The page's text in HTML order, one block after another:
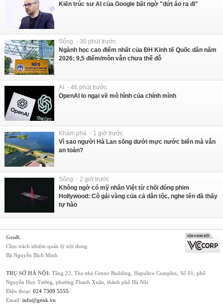
Kiến trúc sư AI của Google bất ngờ "dứt áo ra đi"
Sống - 30 phút trước
Ngành học cao điểm nhất của ĐH Kinh tế Quốc dân năm
2026: 9,5 điểm/môn vẫn chưa thể đỗ
AI - 46 phút trước
OpenAI lo ngại về mô hình của chính mình
Khám phá - 1 giờ trước
Vì sao người Hà Lan sống dưới mực nước biển mà vẫn
an toàn?
Sống - 2 giờ trước
Không ngờ có mỹ nhân Việt từ chối đóng phim
Hollywood: Cô gái vàng của cả dân tộc, nghe tên đã thấy
tự hào
GenK
Chịu trách nhiệm quản lý nội dung:
Bà Nguyễn Bích Minh
TRỤ SỞ HÀ NỘI: Tầng 22, Tòa nhà Center Building, Hapulico Complex, Số 01, phố
Nguyễn Huy Tưởng, phường Thanh Xuân, thành phố Hà Nội
Điện thoại: 024 7309 5555
Email: info@genk.vn